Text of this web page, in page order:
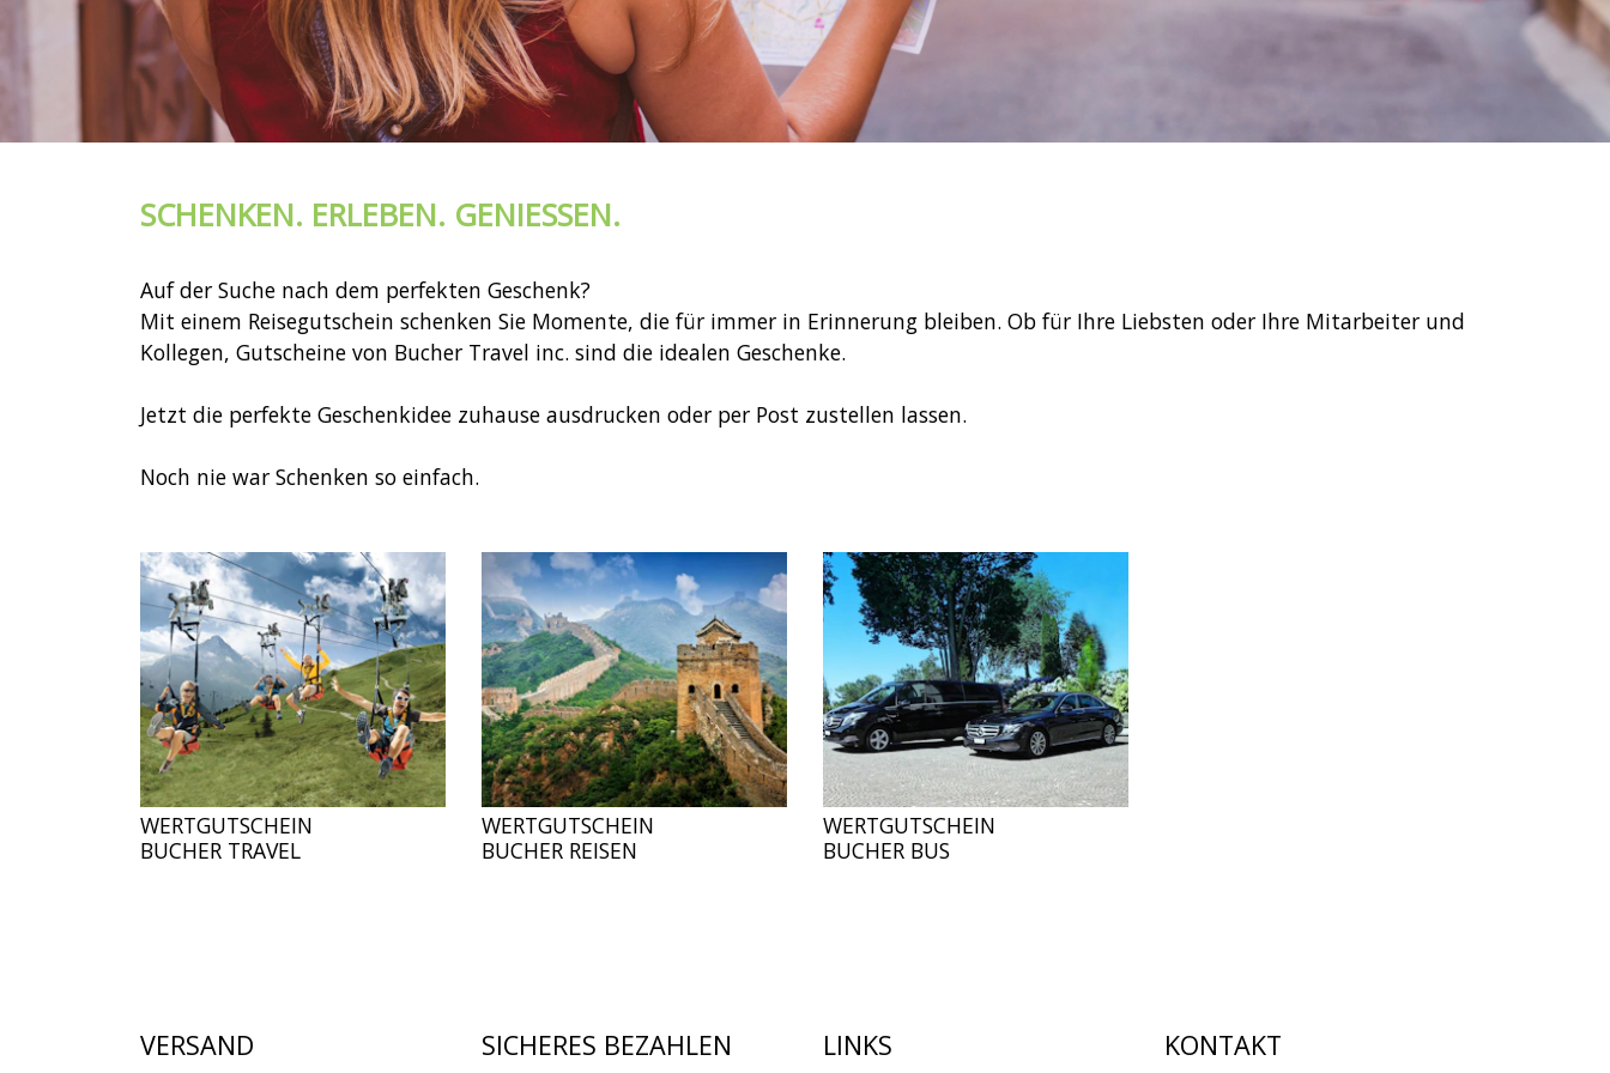
SCHENKEN. ERLEBEN. GENIESSEN.
Auf der Suche nach dem perfekten Geschenk?
Mit einem Reisegutschein schenken Sie Momente, die für immer in Erinnerung bleiben. Ob für Ihre Liebsten oder Ihre Mitarbeiter und
Kollegen, Gutscheine von Bucher Travel inc. sind die idealen Geschenke.
Jetzt die perfekte Geschenkidee zuhause ausdrucken oder per Post zustellen lassen.
Noch nie war Schenken so einfach.
WERTGUTSCHEIN
BUCHER TRAVEL
WERTGUTSCHEIN
BUCHER REISEN
WERTGUTSCHEIN
BUCHER BUS
VERSAND SICHERES BEZAHLEN LINKS KONTAKT